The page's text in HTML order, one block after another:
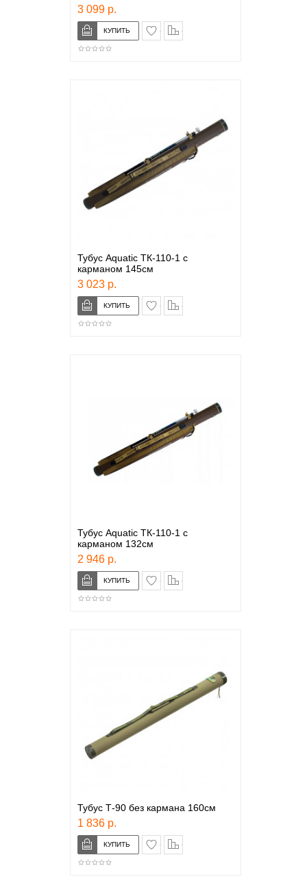
3 099 р.
в закладки
Тубус Aquatic ТК-110-1 с
карманом 145см
3 023 р.
в закладки
Тубус Aquatic ТК-110-1 с
карманом 132см
2 946 р.
в закладки
Тубус Т-90 без кармана 160см
1 836 р.
в закладки